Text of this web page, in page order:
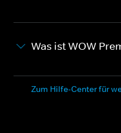
Was ist WOW
Zum Hilfe-Center für